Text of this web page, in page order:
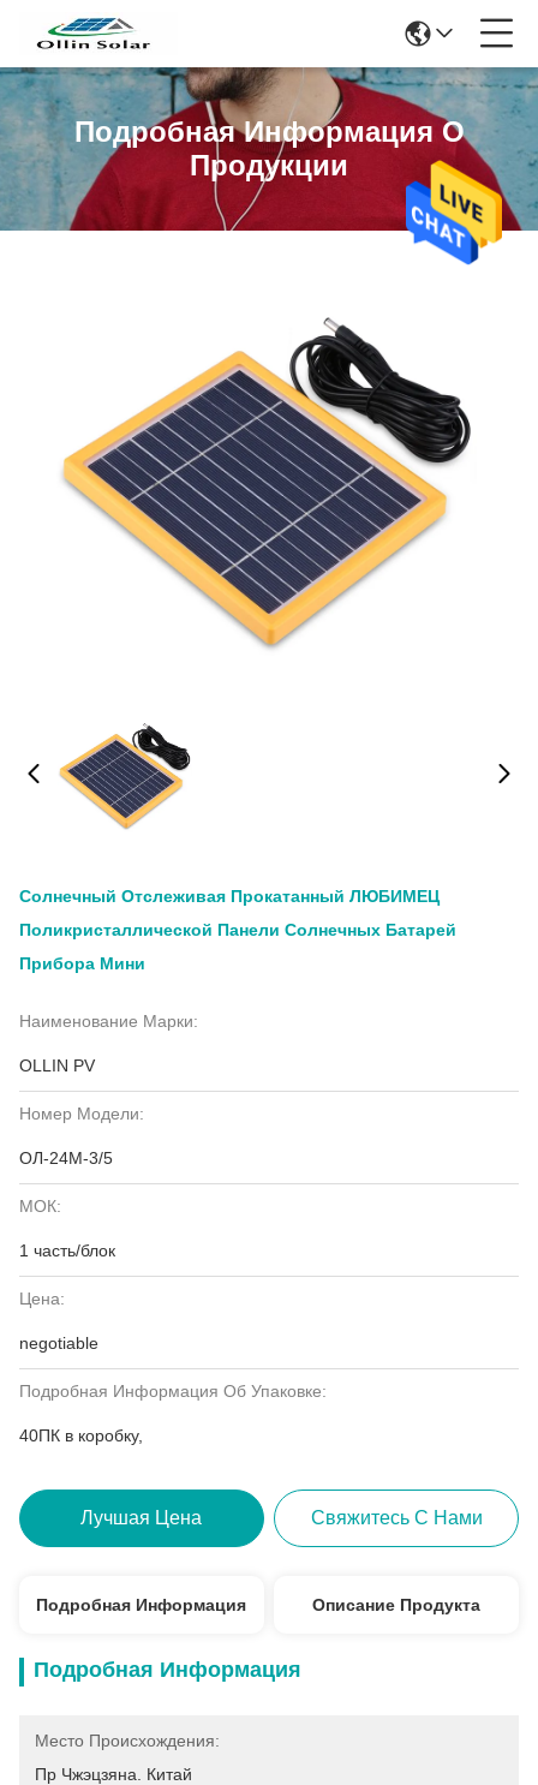
Подробная Информация О
Продукции
Солнечный Отслеживая Прокатанный ЛЮБИМЕЦ
Поликристаллической Панели Солнечных Батарей
Прибора Мини
Наименование Марки:
OLLIN PV
Номер Модели:
ОЛ-24М-3/5
МОК:
1 часть/блок
Цена:
negotiable
Подробная Информация Об Упаковке:
40ПК в коробку,
Лучшая Цена Свяжитесь С Нами
Подробная Информация Описание Продукта
Подробная Информация
Место Происхождения:
Пр Чжэцзяна. Китай